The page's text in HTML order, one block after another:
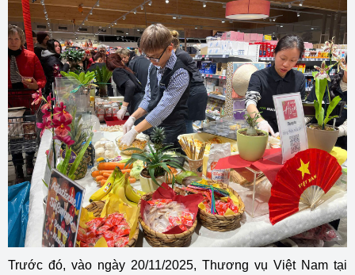
Trước đó, vào ngày 20/11/2025, Thương vụ Việt Nam tại